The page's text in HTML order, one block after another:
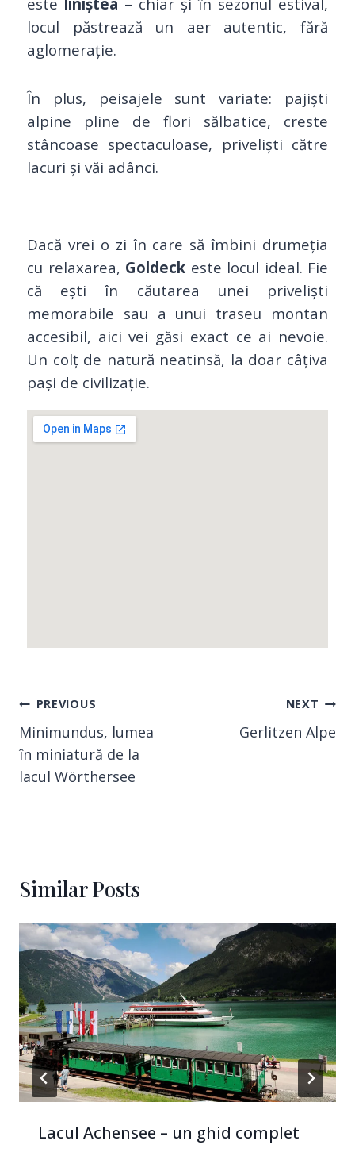
locul păstrează un aer autentic, fără
aglomerație.
În plus, peisajele sunt variate: pajiști
alpine pline de flori sălbatice, creste
stâncoase spectaculoase, priveliști către
lacuri și văi adânci.
Dacă vrei o zi în care să îmbini drumeția
cu relaxarea, Goldeck este locul ideal. Fie
că ești în căutarea unei priveliști
memorabile sau a unui traseu montan
accesibil, aici vei găsi exact ce ai nevoie.
Un colț de natură neatinsă, la doar câțiva
pași de civilizație.
PREVIOUS
Minimundus, lumea
în miniatură de la
lacul Wörthersee
NEXT
Gerlitzen Alpe
Similar Posts
Lacul Achensee – un ghid complet